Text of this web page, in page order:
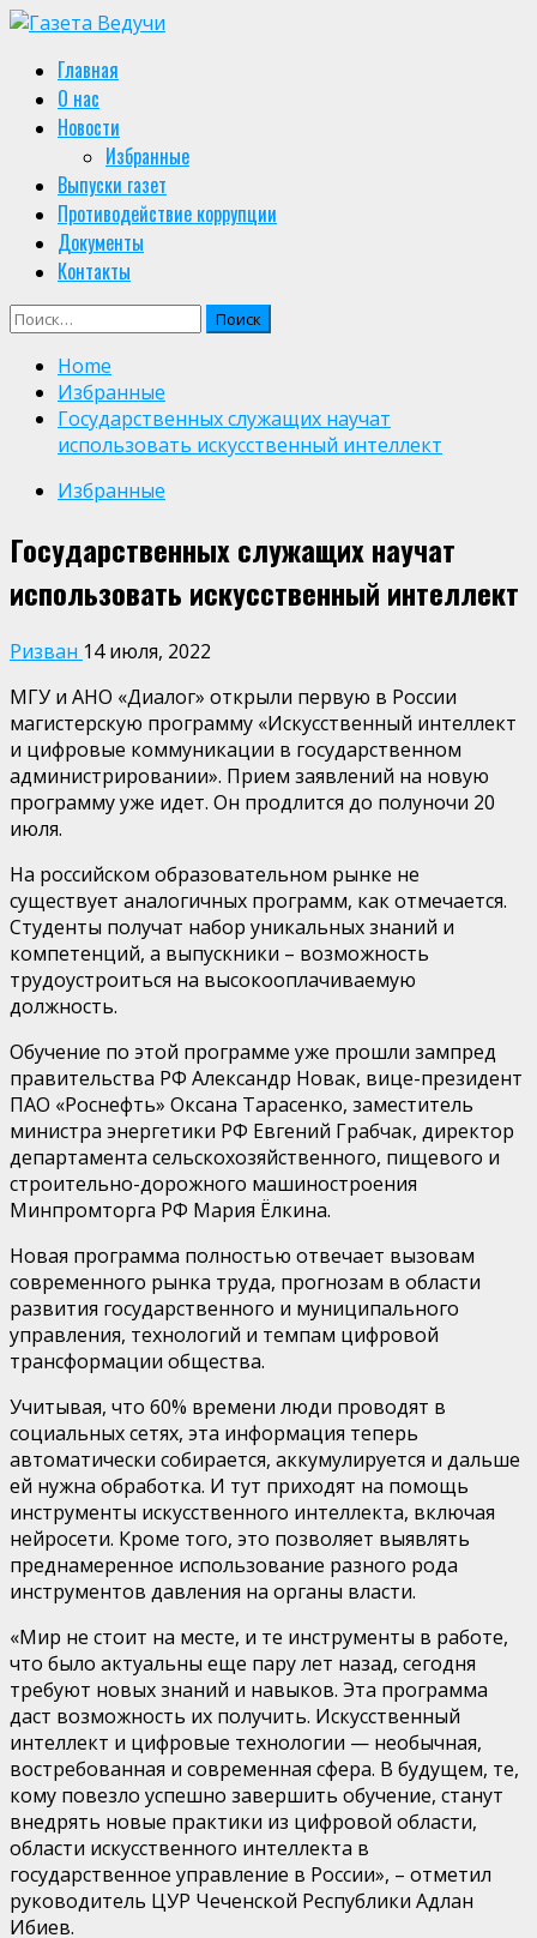
Skip
content
Primary
Menu
Главная
О нас
Новости
Избранные
Выпуски газет
Противодействие коррупции
Документы
Контакты
Найти:
Home
Избранные
Государственных служащих научат
использовать искусственный интеллект
Избранные
Государственных служащих научат
использовать искусственный интеллект
Ризван 14 июля, 2022
МГУ и АНО «Диалог» открыли первую в России
магистерскую программу «Искусственный интеллект
и цифровые коммуникации в государственном
администрировании». Прием заявлений на новую
программу уже идет. Он продлится до полуночи 20
июля.
На российском образовательном рынке не
существует аналогичных программ, как отмечается.
Студенты получат набор уникальных знаний и
компетенций, а выпускники – возможность
трудоустроиться на высокооплачиваемую
должность.
Обучение по этой программе уже прошли зампред
правительства РФ Александр Новак, вице-президент
ПАО «Роснефть» Оксана Тарасенко, заместитель
министра энергетики РФ Евгений Грабчак, директор
департамента сельскохозяйственного, пищевого и
строительно-дорожного машиностроения
Минпромторга РФ Мария Ёлкина.
Новая программа полностью отвечает вызовам
современного рынка труда, прогнозам в области
развития государственного и муниципального
управления, технологий и темпам цифровой
трансформации общества.
Учитывая, что 60% времени люди проводят в
социальных сетях, эта информация теперь
автоматически собирается, аккумулируется и дальше
ей нужна обработка. И тут приходят на помощь
инструменты искусственного интеллекта, включая
нейросети. Кроме того, это позволяет выявлять
преднамеренное использование разного рода
инструментов давления на органы власти.
«Мир не стоит на месте, и те инструменты в работе,
что было актуальны еще пару лет назад, сегодня
требуют новых знаний и навыков. Эта программа
даст возможность их получить. Искусственный
интеллект и цифровые технологии — необычная,
востребованная и современная сфера. В будущем, те,
кому повезло успешно завершить обучение, станут
внедрять новые практики из цифровой области,
области искусственного интеллекта в
государственное управление в России», – отметил
руководитель ЦУР Чеченской Республики Адлан
Ибиев.